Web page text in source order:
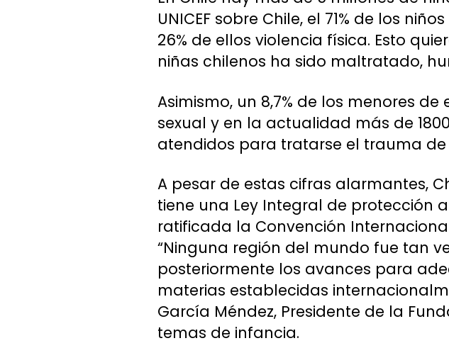
UNICEF sobre Chile, el 71% de los
26% de ellos violencia física. Esto
niñas chilenos ha sido maltratado,
Asimismo, un 8,7% de los menores
sexual y en la actualidad más de
atendidos para tratarse el trauma de
A pesar de estas cifras alarmantes,
tiene una Ley Integral de protección
ratificada la Convención
“Ninguna región del mundo fue tan
posteriormente los avances para
materias establecidas
García Méndez, Presidente de la
temas de infancia.